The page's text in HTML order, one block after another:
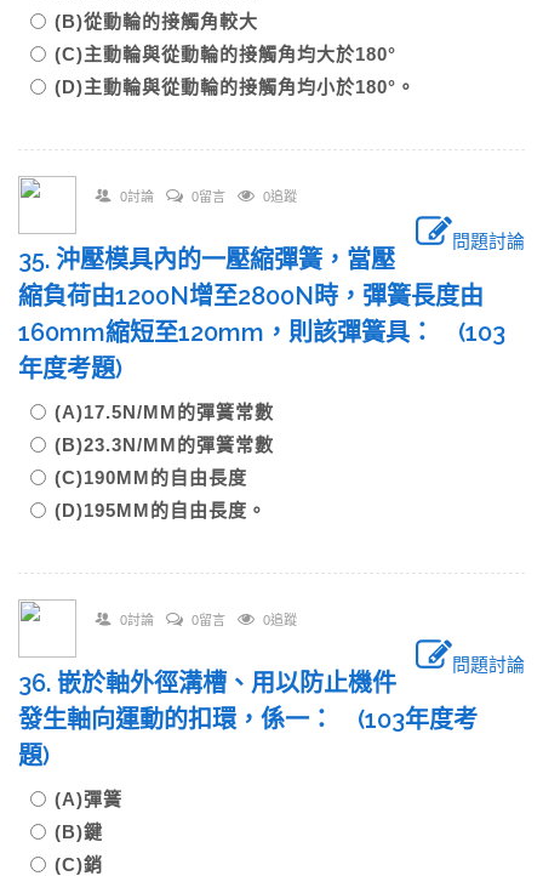
(B)從動輪的接觸角較大
(C)主動輪與從動輪的接觸角均大於180°
(D)主動輪與從動輪的接觸角均小於180°。
0討論 0留言 0追蹤
問題討論
35. 沖壓模具內的一壓縮彈簧，當壓
縮負荷由1200N增至2800N時，彈簧長度由
160mm縮短至120mm，則該彈簧具： (103
年度考題)
(A)17.5N/MM的彈簧常數
(B)23.3N/MM的彈簧常數
(C)190MM的自由長度
(D)195MM的自由長度。
0討論 0留言 0追蹤
問題討論
36. 嵌於軸外徑溝槽、用以防止機件
發生軸向運動的扣環，係一： (103年度考
題)
(A)彈簧
(B)鍵
(C)銷